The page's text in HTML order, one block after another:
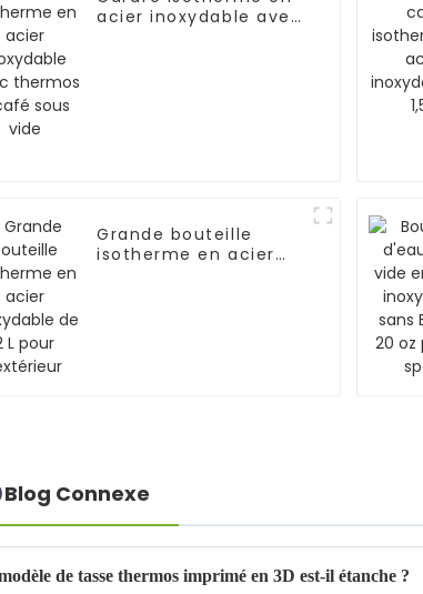
acier inoxydable avec
Grande bouteille
isotherme en acier
Blog Connexe
de tasse thermos imprimé en 3D est-il étanche ?